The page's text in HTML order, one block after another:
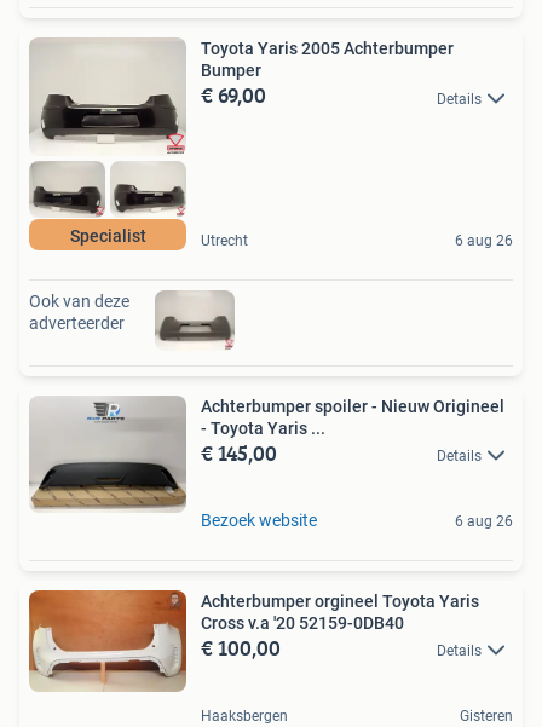
Specialist
Toyota Yaris 2005 Achterbumper
Bumper
€ 69,00 Details
Utrecht 6 aug 26
Ook van deze
adverteerder
Achterbumper spoiler - Nieuw Origineel
- Toyota Yaris ...
€ 145,00 Details
Bezoek website 6 aug 26
Achterbumper orgineel Toyota Yaris
Cross v.a '20 52159-0DB40
€ 100,00 Details
Haaksbergen Gisteren